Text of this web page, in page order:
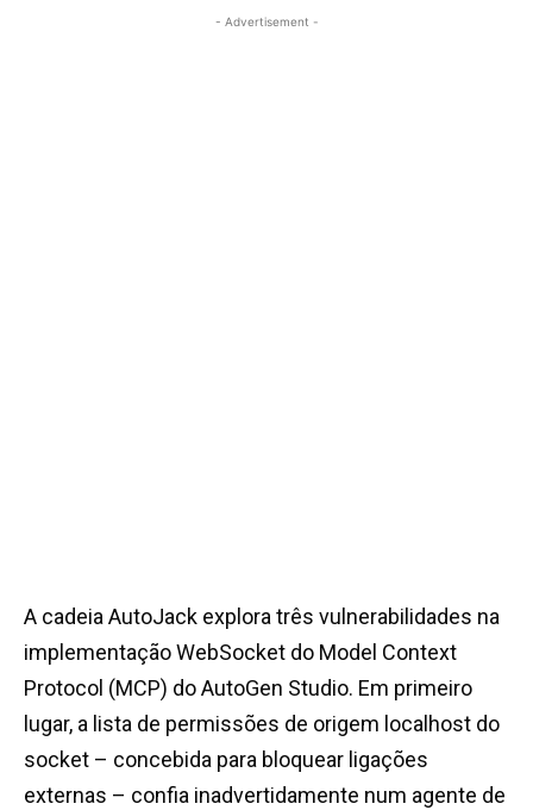
- Advertisement -
A cadeia AutoJack explora três vulnerabilidades na
implementação WebSocket do Model Context
Protocol (MCP) do AutoGen Studio. Em primeiro
lugar, a lista de permissões de origem localhost do
socket – concebida para bloquear ligações
externas – confia inadvertidamente num agente de